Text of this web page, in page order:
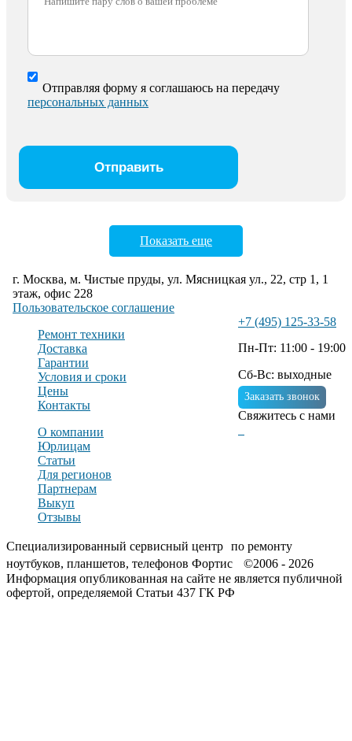
Отправляя форму я соглашаюсь на передачу
персональных данных
Показать еще
г. Москва, м. Чистые пруды, ул. Мясницкая ул., 22, стр 1, 1
этаж, офис 228
Пользовательское соглашение
Ремонт техники
Доставка
Гарантии
Условия и сроки
Цены
Контакты
О компании
Юрлицам
Статьи
Для регионов
Партнерам
Выкуп
Отзывы
+7 (495) 125-33-58
Пн-Пт: 11:00 - 19:00
Сб-Вс: выходные
Заказать звонок
Свяжитесь с нами
Специализированный сервисный центр по ремонту
ноутбуков, планшетов, телефонов Фортис ©2006 - 2026
Информация опубликованная на сайте не является публичной
офертой, определяемой Статьи 437 ГК РФ